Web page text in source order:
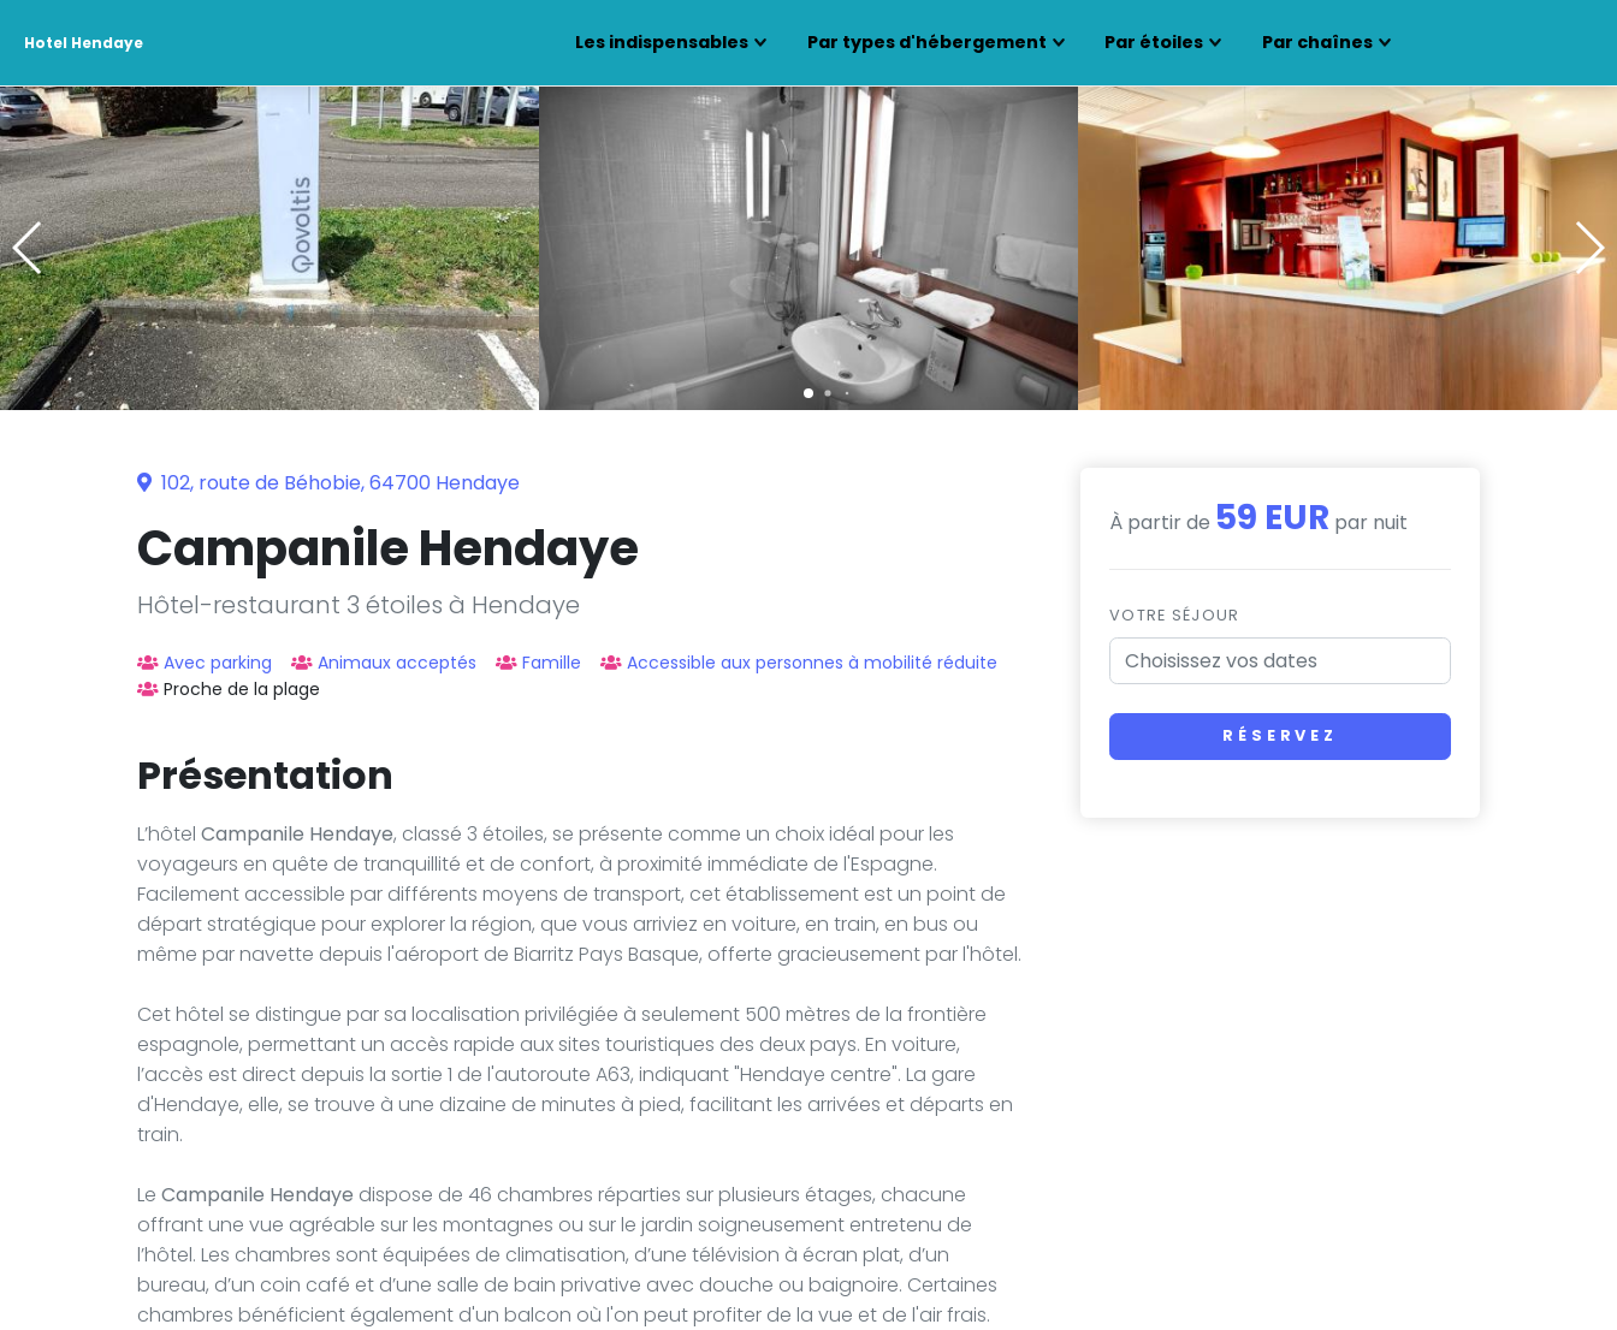
Hotel Hendaye Les indispensables Par types d'hébergement Par étoiles Par chaînes
102, route de Béhobie, 64700 Hendaye
Campanile Hendaye
Hôtel-restaurant 3 étoiles à Hendaye
Avec parking Animaux acceptés Famille
Accessible aux personnes à mobilité réduite
Proche de la plage
Présentation
L’hôtel Campanile Hendaye, classé 3 étoiles, se présente comme un choix idéal pour les
voyageurs en quête de tranquillité et de confort, à proximité immédiate de l'Espagne.
Facilement accessible par différents moyens de transport, cet établissement est un point de
départ stratégique pour explorer la région, que vous arriviez en voiture, en train, en bus ou
même par navette depuis l'aéroport de Biarritz Pays Basque, offerte gracieusement par l'hôtel.
Cet hôtel se distingue par sa localisation privilégiée à seulement 500 mètres de la frontière
espagnole, permettant un accès rapide aux sites touristiques des deux pays. En voiture,
l’accès est direct depuis la sortie 1 de l'autoroute A63, indiquant "Hendaye centre". La gare
d'Hendaye, elle, se trouve à une dizaine de minutes à pied, facilitant les arrivées et départs en
train.
Le Campanile Hendaye dispose de 46 chambres réparties sur plusieurs étages, chacune
offrant une vue agréable sur les montagnes ou sur le jardin soigneusement entretenu de
l’hôtel. Les chambres sont équipées de climatisation, d’une télévision à écran plat, d’un
bureau, d’un coin café et d’une salle de bain privative avec douche ou baignoire. Certaines
chambres bénéficient également d'un balcon où l'on peut profiter de la vue et de l'air frais.
À partir de 59 EUR par nuit
VOTRE SÉJOUR
RÉSERVEZ